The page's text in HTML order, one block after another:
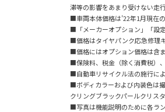
滞等の影響をあまり受けない走
■車両本体価格は’22年1月現在
■「メーカーオプション」「設
■価格はタイヤパンク応急修理
■価格にはオプション価格は含
■保険料、税金（除く消費税）
■自動車リサイクル法の施行に
■ボディカラーおよび内装色は
クリングブラックパールクリス
■写真は機能説明のために各ラ